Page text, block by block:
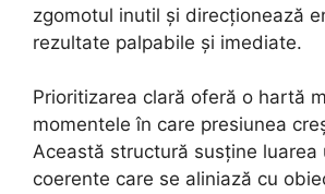
zgomotul inutil și direcționează
rezultate palpabile și imediate.
Prioritizarea clară oferă o hartă
momentele în care presiunea
Această structură susține luarea
coerente care se aliniază cu